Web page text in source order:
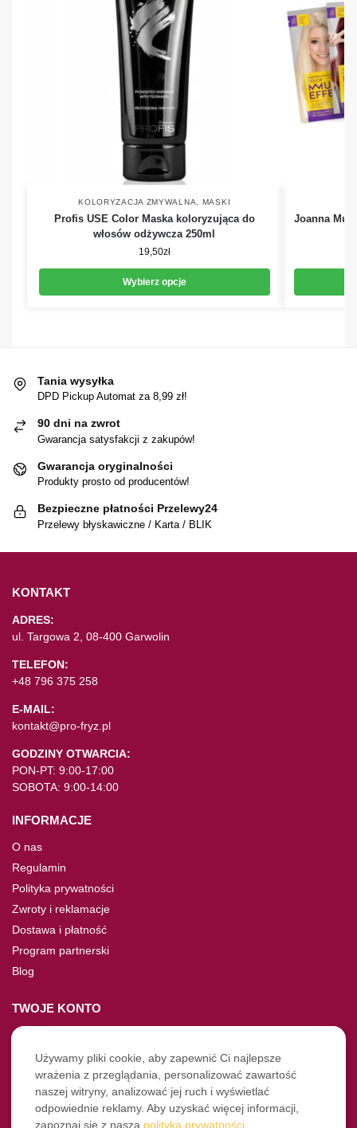
KOLORYZACJA ZMYWALNA MASKI
Profis USE Color Maska koloryzująca do
włosów odżywcza 250ml
19,50zł
Wybierz opcje
Joanna
Tania wysyłka
DPD Pickup Automat za 8,99 zł!
90 dni na zwrot
Gwarancja satysfakcji z zakupów!
Gwarancja oryginalności
Produkty prosto od producentów!
Bezpieczne płatności Przelewy24
Przelewy błyskawiczne / Karta / BLIK
KONTAKT
ADRES:
ul. Targowa 2, 08-400 Garwolin
TELEFON:
+48 796 375 258
E-MAIL:
kontakt@pro-fryz.pl
GODZINY OTWARCIA:
PON-PT: 9:00-17:00
SOBOTA: 9:00-14:00
INFORMACJE
O nas
Regulamin
Polityka prywatności
Zwroty i reklamacje
Dostawa i płatność
Program partnerski
Blog
TWOJE KONTO
Moje konto
Nie pamiętasz hasła?
Twoje zamówienia
NASZE SOCIALE
Używamy pliki cookie, aby zapewnić Ci najlepsze
wrażenia z przeglądania, personalizować zawartość
naszej witryny, analizować jej ruch i wyświetlać
odpowiednie reklamy. Aby uzyskać więcej informacji,
zapoznaj się z naszą polityką prywatności